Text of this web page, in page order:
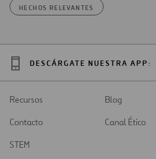
HECHOS RELEVANTES
DESCÁRGATE NUESTRA APP:
Recursos
Blog
Contacto
Canal Ético
STEM